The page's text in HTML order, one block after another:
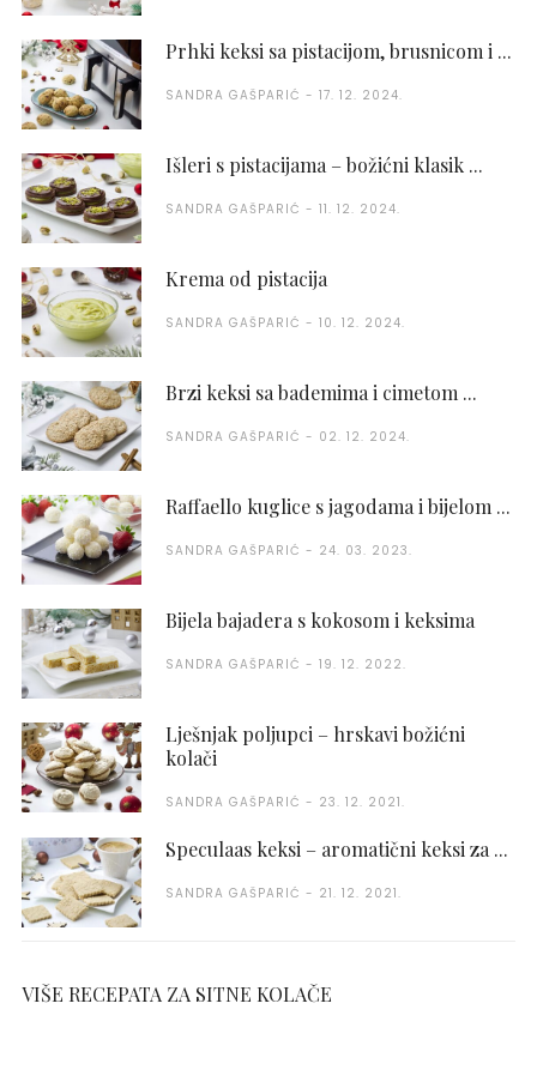
Prhki keksi sa pistacijom, brusnicom i ...
SANDRA GAŠPARIĆ 17. 12. 2024.
Išleri s pistacijama – božićni klasik ...
SANDRA GAŠPARIĆ 11. 12. 2024.
Krema od pistacija
SANDRA GAŠPARIĆ 10. 12. 2024.
Brzi keksi sa bademima i cimetom ...
SANDRA GAŠPARIĆ 02. 12. 2024.
Raffaello kuglice s jagodama i bijelom ...
SANDRA GAŠPARIĆ 24. 03. 2023.
Bijela bajadera s kokosom i keksima
SANDRA GAŠPARIĆ 19. 12. 2022.
Lješnjak poljupci – hrskavi božićni
kolači
SANDRA GAŠPARIĆ 23. 12. 2021.
Speculaas keksi – aromatični keksi za ...
SANDRA GAŠPARIĆ 21. 12. 2021.
VIŠE RECEPATA ZA SITNE KOLAČE